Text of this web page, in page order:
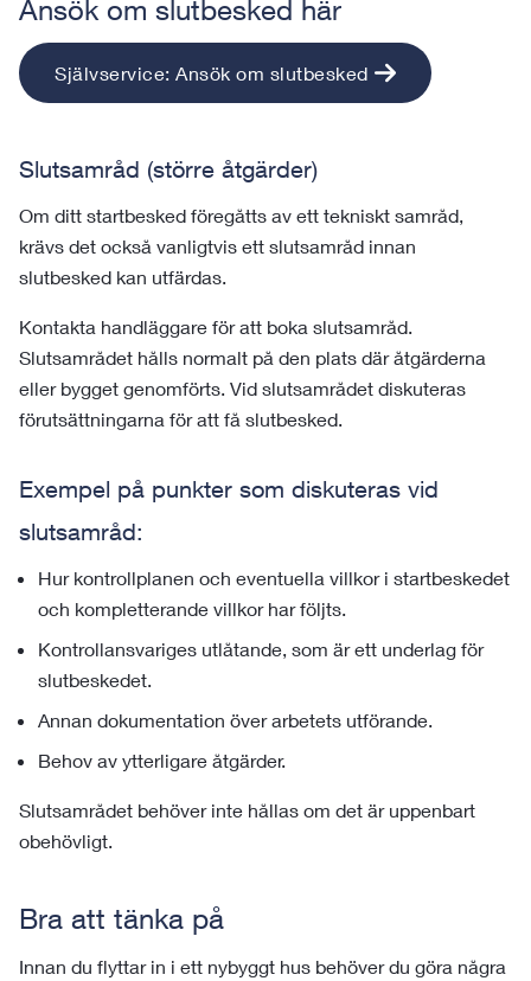
Ansök om slutbesked här
Självservice: Ansök om slutbesked
Slutsamråd (större åtgärder)
Om ditt startbesked föregåtts av ett tekniskt samråd,
krävs det också vanligtvis ett slutsamråd innan
slutbesked kan utfärdas.
Kontakta handläggare för att boka slutsamråd.
Slutsamrådet hålls normalt på den plats där åtgärderna
eller bygget genomförts. Vid slutsamrådet diskuteras
förutsättningarna för att få slutbesked.
Exempel på punkter som diskuteras vid
slutsamråd:
Hur kontrollplanen och eventuella villkor i startbeskedet
och kompletterande villkor har följts.
Kontrollansvariges utlåtande, som är ett underlag för
slutbeskedet.
Annan dokumentation över arbetets utförande.
Behov av ytterligare åtgärder.
Slutsamrådet behöver inte hållas om det är uppenbart
obehövligt.
Bra att tänka på
Innan du flyttar in i ett nybyggt hus behöver du göra några